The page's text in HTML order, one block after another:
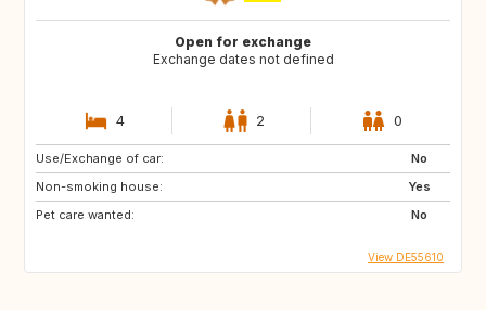
Open for exchange
Exchange dates not defined
4 2 0
Use/Exchange of car:
No
Non-smoking house:
Yes
Pet care wanted:
No
View DE55610